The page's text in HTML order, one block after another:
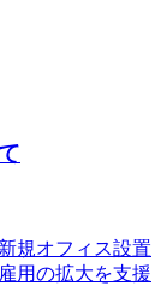
規オフィス設置
用の拡大を支援